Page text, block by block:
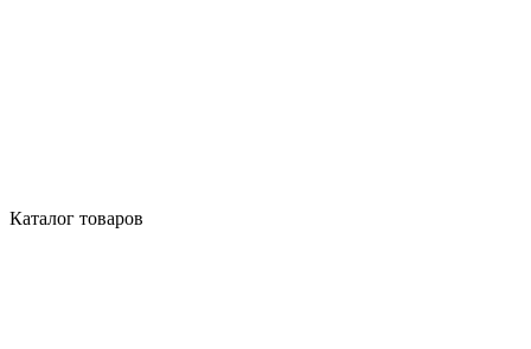
Каталог товаров